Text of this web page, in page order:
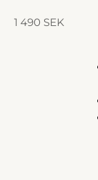
REA-pris
1 490 SEK